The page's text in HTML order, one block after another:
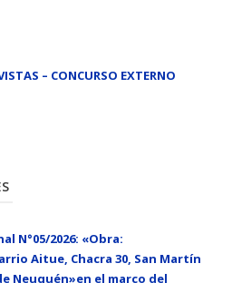
– CONCURSO EXTERNO
N°05/2026: «Obra:
Aitue, Chacra 30, San Martín
Neuquén»en el marco del